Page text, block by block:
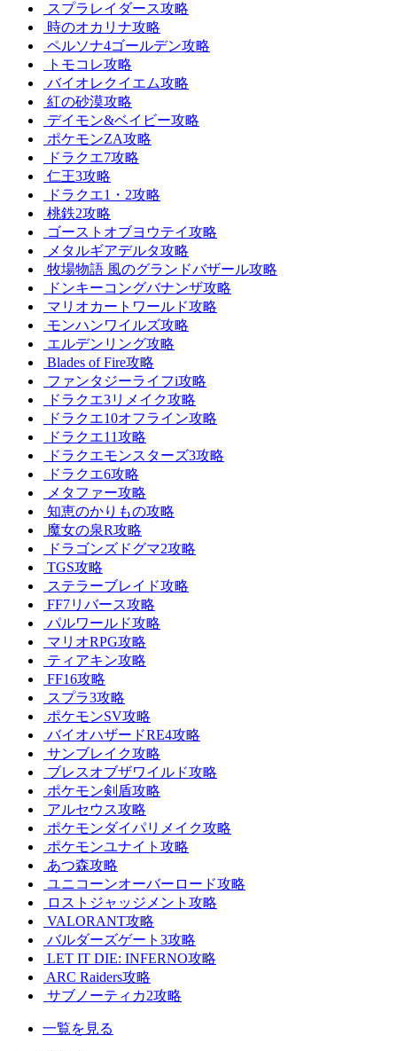
スプラレイダース攻略
時のオカリナ攻略
ペルソナ4ゴールデン攻略
トモコレ攻略
バイオレクイエム攻略
紅の砂漠攻略
デイモン&ベイビー攻略
ポケモンZA攻略
ドラクエ7攻略
仁王3攻略
ドラクエ1・2攻略
桃鉄2攻略
ゴーストオブヨウテイ攻略
メタルギアデルタ攻略
牧場物語 風のグランドバザール攻略
ドンキーコングバナンザ攻略
マリオカートワールド攻略
モンハンワイルズ攻略
エルデンリング攻略
Blades of Fire攻略
ファンタジーライフi攻略
ドラクエ3リメイク攻略
ドラクエ10オフライン攻略
ドラクエ11攻略
ドラクエモンスターズ3攻略
ドラクエ6攻略
メタファー攻略
知恵のかりもの攻略
魔女の泉R攻略
ドラゴンズドグマ2攻略
TGS攻略
ステラーブレイド攻略
FF7リバース攻略
パルワールド攻略
マリオRPG攻略
ティアキン攻略
FF16攻略
スプラ3攻略
ポケモンSV攻略
バイオハザードRE4攻略
サンブレイク攻略
ブレスオブザワイルド攻略
ポケモン剣盾攻略
アルセウス攻略
ポケモンダイパリメイク攻略
ポケモンユナイト攻略
あつ森攻略
ユニコーンオーバーロード攻略
ロストジャッジメント攻略
VALORANT攻略
バルダーズゲート3攻略
LET IT DIE: INFERNO攻略
ARC Raiders攻略
サブノーティカ2攻略
一覧を見る